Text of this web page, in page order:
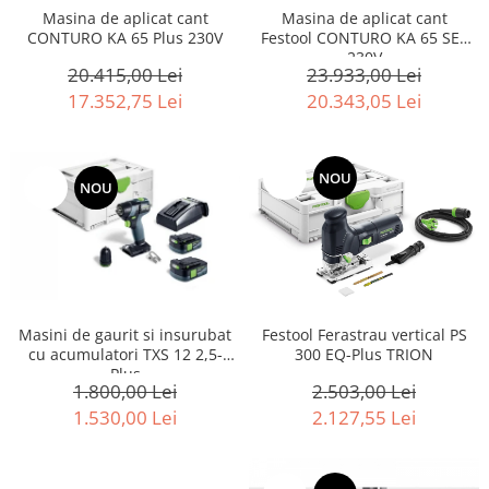
Cap de rindeluire
Sistem de şine de ghidare
Menghine, cleme şi dispozitive de
prindere
Opritoare şi piese detaşabile
Abrazive
Accesorii acumulator
Accesorii pentru maşini
Sistem de slefuit/polizat cu
Masina de aplicat cant
CONTURO KA 65 Plus 230V
20.415,00 Lei
17.352,75 Lei
Masina de aplicat cant
Festool CONTURO KA 65 SET
230V
23.933,00 Lei
20.343,05 Lei
NOU
Masini de gaurit si insurubat
cu acumulatori TXS 12 2,5-
Plus
1.800,00 Lei
1.530,00 Lei
NOU
Festool Ferastrau vertical PS
300 EQ-Plus TRION
2.503,00 Lei
2.127,55 Lei